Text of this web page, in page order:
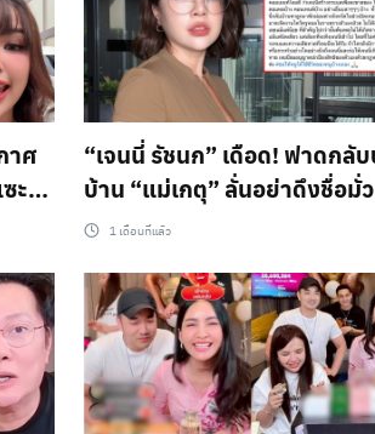
าศ
ะไร้
“เจนนี่ รัชนก” เดือด! ฟาดกลั
บ้าน “แม่เกตุ” ลั่นอย่าดึงชื่อมั่ว
1 เดือนที่แล้ว